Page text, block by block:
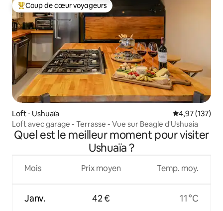
Coups de cœur voyageurs les plus appréciés
Coup de cœur voyageurs
Loft ⋅ Ushuaïa Évaluation
4,97 (137)
Loft avec garage - Terrasse - Vue sur Beagle d'Ushuaia
Quel est le meilleur moment pour visiter
Ushuaïa ?
Mois
Janv.
Prix moyen
42 €
Temp. moy.
11 °C